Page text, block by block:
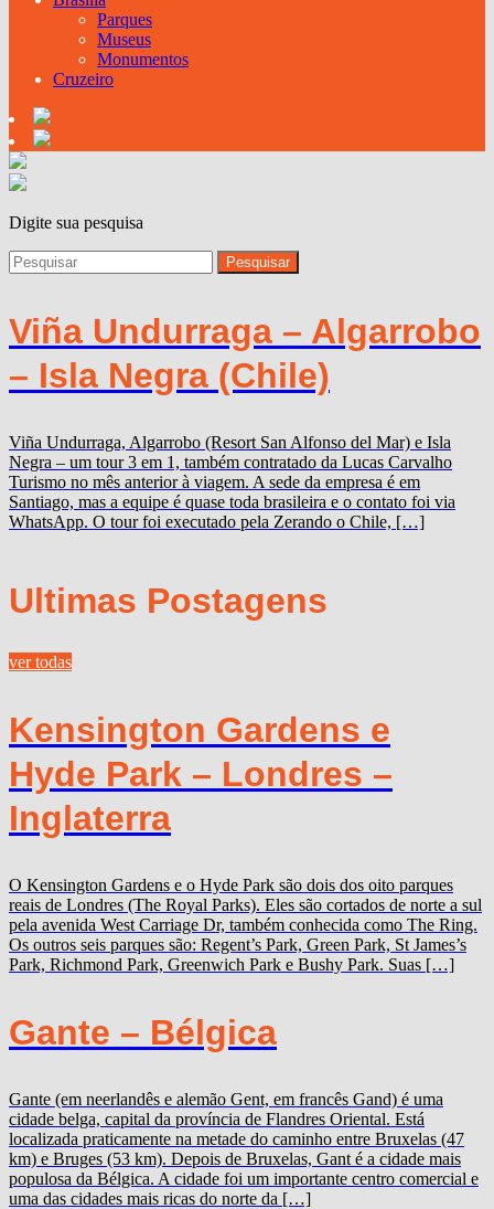
Parques
Museus
Monumentos
Cruzeiro
Digite sua pesquisa
Viña Undurraga – Algarrobo
– Isla Negra (Chile)
Viña Undurraga, Algarrobo (Resort San Alfonso del Mar) e Isla
Negra – um tour 3 em 1, também contratado da Lucas Carvalho
Turismo no mês anterior à viagem. A sede da empresa é em
Santiago, mas a equipe é quase toda brasileira e o contato foi via
WhatsApp. O tour foi executado pela Zerando o Chile, […]
Ultimas Postagens
ver todas
Kensington Gardens e
Hyde Park – Londres –
Inglaterra
O Kensington Gardens e o Hyde Park são dois dos oito parques
reais de Londres (The Royal Parks). Eles são cortados de norte a sul
pela avenida West Carriage Dr, também conhecida como The Ring.
Os outros seis parques são: Regent’s Park, Green Park, St James’s
Park, Richmond Park, Greenwich Park e Bushy Park. Suas […]
Gante – Bélgica
Gante (em neerlandês e alemão Gent, em francês Gand) é uma
cidade belga, capital da província de Flandres Oriental. Está
localizada praticamente na metade do caminho entre Bruxelas (47
km) e Bruges (53 km). Depois de Bruxelas, Gant é a cidade mais
populosa da Bélgica. A cidade foi um importante centro comercial e
uma das cidades mais ricas do norte da […]